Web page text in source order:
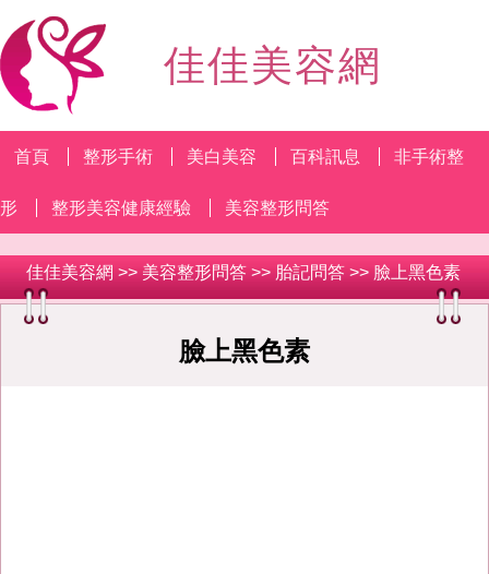
佳佳美容網
首頁 整形手術 美白美容 百科訊息 非手術整
形 整形美容健康經驗 美容整形問答
佳佳美容網 >> 美容整形問答 >> 胎記問答 >> 臉上黑色素
臉上黑色素